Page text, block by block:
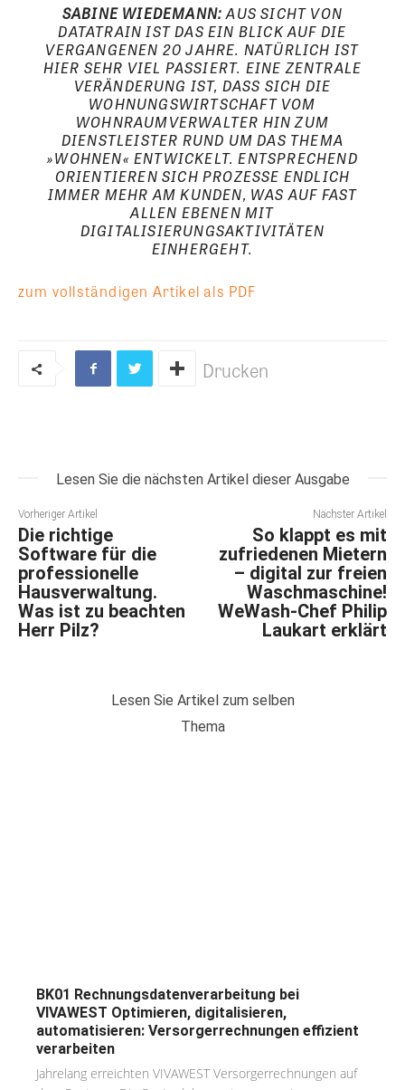
SABINE WIEDEMANN:AUS SICHT VON
DATATRAIN IST DAS EIN BLICK AUF DIE
VERGANGENEN 20 JAHRE. NATÜRLICH IST
HIER SEHR VIEL PASSIERT. EINE ZENTRALE
VERÄNDERUNG IST, DASS SICH DIE
WOHNUNGSWIRTSCHAFT VOM
WOHNRAUMVERWALTER HIN ZUM
DIENSTLEISTER RUND UM DAS THEMA
»WOHNEN« ENTWICKELT. ENTSPRECHEND
ORIENTIEREN SICH PROZESSE ENDLICH
IMMER MEHR AM KUNDEN, WAS AUF FAST
ALLEN EBENEN MIT
DIGITALISIERUNGSAKTIVITÄTEN
EINHERGEHT.
zum vollständigen Artikel als PDF
Drucken
Lesen Sie die nächsten Artikel dieser Ausgabe
Vorheriger Artikel
Die richtige
Software für die
professionelle
Hausverwaltung.
Was ist zu beachten
Herr Pilz?
Nächster Artikel
So klappt es mit
zufriedenen Mietern
– digital zur freien
Waschmaschine!
WeWash-Chef Philip
Laukart erklärt
Lesen Sie Artikel zum selben
Thema
BK01 Rechnungsdatenverarbeitung bei
VIVAWEST Optimieren, digitalisieren,
automatisieren: Versorgerrechnungen effizient
verarbeiten
Jahrelang erreichten VIVAWEST Versorgerrechnungen auf